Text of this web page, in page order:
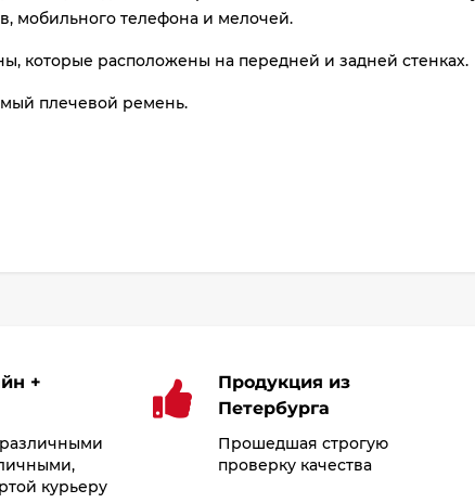
мобильного телефона и мелочей.
расположены на передней и задней стенках.
плечевой ремень.
+
различными
курьеру
Продукция из
Петербурга
Прошедшая строгую
проверку качества